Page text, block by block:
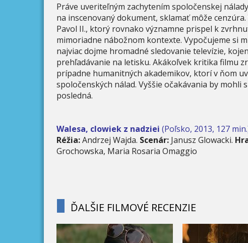
Práve uveriteľným zachytením spoločenskej
na inscenovaný dokument, sklamať môže
Pavol II., ktorý rovnako významne prispel k
mimoriadne nábožnom kontexte. Vypočujeme si
najviac dojme hromadné sledovanie televízie,
prehľadávanie na letisku. Akákoľvek kritika filmu
prípadne humanitných akademikov, ktorí v ňom
spoločenských nálad. Vyššie očakávania by mohli
posledná.
Walesa, clowiek z nadziei (Poľsko, 2013, 127
Réžia:Andrzej Wajda. Scenár: Janusz Glowacki.
Grochowska, Maria Rosaria Omaggio
ĎALŠIE FILMOVÉ RECENZIE